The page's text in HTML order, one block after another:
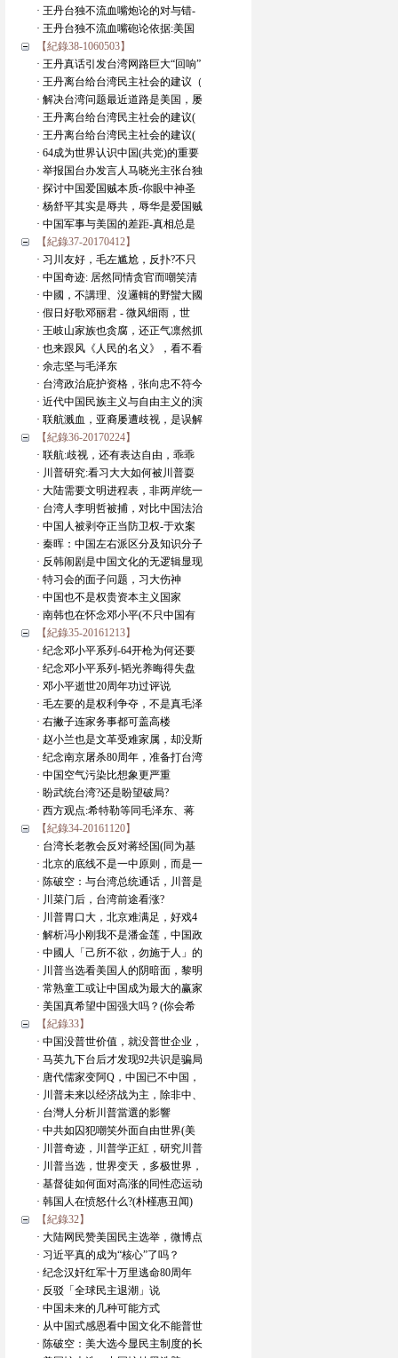
· 王丹台独不流血嘴炮论的对与错-
· 王丹台独不流血嘴砲论依据:美国
【紀錄38-1060503】
· 王丹真话引发台湾网路巨大“回响”
· 王丹离台给台湾民主社会的建议（
· 解决台湾问题最近道路是美国，屡
· 王丹离台给台湾民主社会的建议(
· 王丹离台给台湾民主社会的建议(
· 64成为世界认识中国(共党)的重要
· 举报国台办发言人马晓光主张台独
· 探讨中国爱国贼本质-你眼中神圣
· 杨舒平其实是辱共，辱华是爱国贼
· 中国军事与美国的差距-真相总是
【紀錄37-20170412】
· 习川友好，毛左尴尬，反扑?不只
· 中国奇迹: 居然同情贪官而嘲笑清
· 中國，不講理、沒邏輯的野蠻大國
· 假日好歌邓丽君 - 微风细雨，世
· 王岐山家族也贪腐，还正气凛然抓
· 也来跟风《人民的名义》，看不看
· 余志坚与毛泽东
· 台湾政治庇护资格，张向忠不符今
· 近代中国民族主义与自由主义的演
· 联航溅血，亚裔屡遭歧视，是误解
【紀錄36-20170224】
· 联航:歧视，还有表达自由，乖乖
· 川普研究:看习大大如何被川普耍
· 大陆需要文明进程表，非两岸统一
· 台湾人李明哲被捕，对比中国法治
· 中国人被剥夺正当防卫权-于欢案
· 秦晖：中国左右派区分及知识分子
· 反韩闹剧是中国文化的无逻辑显现
· 特习会的面子问题，习大伤神
· 中国也不是权贵资本主义国家
· 南韩也在怀念邓小平(不只中国有
【紀錄35-20161213】
· 纪念邓小平系列-64开枪为何还要
· 纪念邓小平系列-韬光养晦得失盘
· 邓小平逝世20周年功过评说
· 毛左要的是权利争夺，不是真毛泽
· 右撇子连家务事都可盖高楼
· 赵小兰也是文革受难家属，却没斯
· 纪念南京屠杀80周年，准备打台湾
· 中国空气污染比想象更严重
· 盼武统台湾?还是盼望破局?
· 西方观点:希特勒等同毛泽东、蒋
【紀錄34-20161120】
· 台湾长老教会反对蒋经国(同为基
· 北京的底线不是一中原则，而是一
· 陈破空：与台湾总统通话，川普是
· 川菜门后，台湾前途看涨?
· 川普胃口大，北京难满足，好戏4
· 解析冯小刚我不是潘金莲，中国政
· 中國人「己所不欲，勿施于人」的
· 川普当选看美国人的阴暗面，黎明
· 常熟童工或让中国成为最大的赢家
· 美国真希望中国强大吗？(你会希
【紀錄33】
· 中国没普世价值，就没普世企业，
· 马英九下台后才发现92共识是骗局
· 唐代儒家变阿Q，中国已不中国，
· 川普未来以经济战为主，除非中、
· 台灣人分析川普當選的影響
· 中共如囚犯嘲笑外面自由世界(美
· 川普奇迹，川普学正紅，研究川普
· 川普当选，世界变天，多极世界，
· 基督徒如何面对高涨的同性恋运动
· 韩国人在愤怒什么?(朴槿惠丑闻)
【紀錄32】
· 大陆网民赞美国民主选举，微博点
· 习近平真的成为“核心”了吗？
· 纪念汉奸红军十万里逃命80周年
· 反驳「全球民主退潮」说
· 中国未来的几种可能方式
· 从中国式感恩看中国文化不能普世
· 陈破空：美大选今显民主制度的长